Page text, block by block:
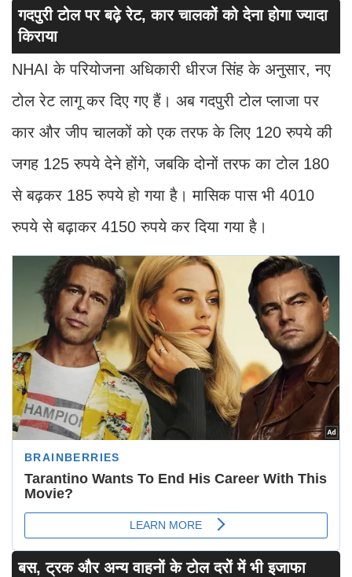
गदपुरी टोल पर बढ़े रेट, कार चालकों को देना होगा ज्यादा
किराया
NHAI के परियोजना अधिकारी धीरज सिंह के अनुसार, नए
टोल रेट लागू कर दिए गए हैं। अब गदपुरी टोल प्लाजा पर
कार और जीप चालकों को एक तरफ के लिए 120 रुपये की
जगह 125 रुपये देने होंगे, जबकि दोनों तरफ का टोल 180
से बढ़कर 185 रुपये हो गया है। मासिक पास भी 4010
रुपये से बढ़ाकर 4150 रुपये कर दिया गया है।
बस, ट्रक और अन्य वाहनों के टोल दरों में भी इजाफा